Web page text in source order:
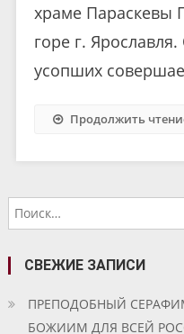
храме Параскевы
горе г.
усопших
Продолжить
СВЕЖИЕ ЗАПИСИ
ПРЕПОДОБНЫЙ
БОЖИИМ ДЛЯ ВСЕЙ